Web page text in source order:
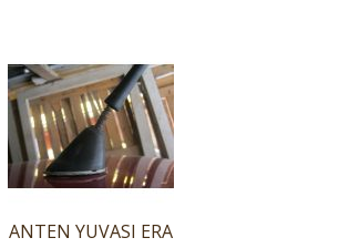
ANTEN YUVASI ERA